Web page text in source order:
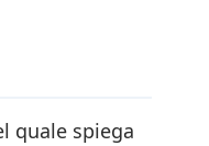
quale spiega